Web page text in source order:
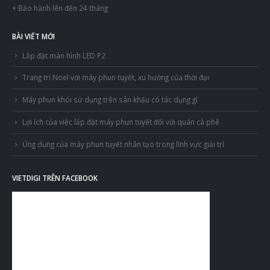
+ Bảo hành lên đến 24 tháng
BÀI VIẾT MỚI
Lắp đặt màn hình LED P2
Trang trí Noel với máy phun tuyết, xu hướng của thời đại
Máy phun khói sử dụng trên sân khấu có tác dụng gì
Lợi ích của việc lắp đặt máy phun tuyết đối với quán cà phê
Ứng dụng của máy phun tuyết nhân tạo trong lĩnh vực giải trí
VIETDIGI TRÊN FACEBOOK